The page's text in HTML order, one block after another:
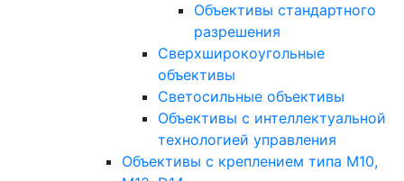
Объективы стандартного
разрешения
Сверхширокоугольные
объективы
Светосильные объективы
Объективы с интеллектуальной
технологией управления
Объективы с креплением типа M10,